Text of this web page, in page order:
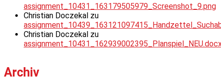
assignment_10431_163179505979_Screenshot_9.png
Christian Doczekal zu
Christian Doczekal zu
Archiv